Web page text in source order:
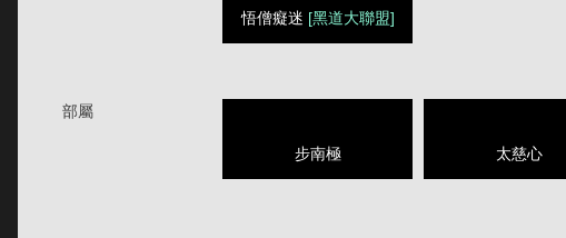
悟僧癡迷 [黑道大聯盟]
部屬
步南極 太慈心